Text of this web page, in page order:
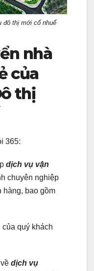
đô thị mới cổ nhuế
nhà
của
thị
365:
dịch vụ vận
chuyên nghiệp
hàng, bao gồm
quý khách
dịch vụ